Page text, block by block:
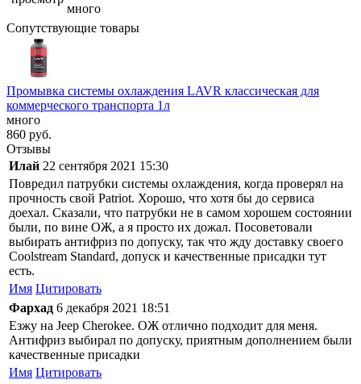
много
Сопутствующие товары
Промывка системы охлаждения LAVR классическая для
коммерческого транспорта 1л
много
860 руб.
Отзывы
Илай 22 сентября 2021 15:30
Повредил патрубки системы охлаждения, когда проверял на
прочность свой Patriot. Хорошо, что хотя бы до сервиса
доехал. Сказали, что патрубки не в самом хорошем состоянии
были, по вине ОЖ, а я просто их дожал. Посоветовали
выбирать антифриз по допуску, так что жду доставку своего
Coolstream Standard, допуск и качественные присадки тут
есть.
Имя Цитировать
Фархад 6 декабря 2021 18:51
Езжу на Jeep Cherokee. ОЖ отлично подходит для меня.
Антифриз выбирал по допуску, приятным дополнением были
качественные присадки
Имя Цитировать